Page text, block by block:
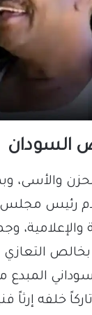
السودان
والأسى،
رئيس مجلس
المبدع
خلفه إرثاً